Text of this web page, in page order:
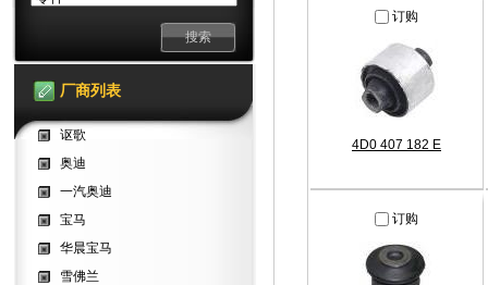
订购
4D0 407 182 E
订购
厂商列表
讴歌
奥迪
一汽奥迪
宝马
华晨宝马
雪佛兰